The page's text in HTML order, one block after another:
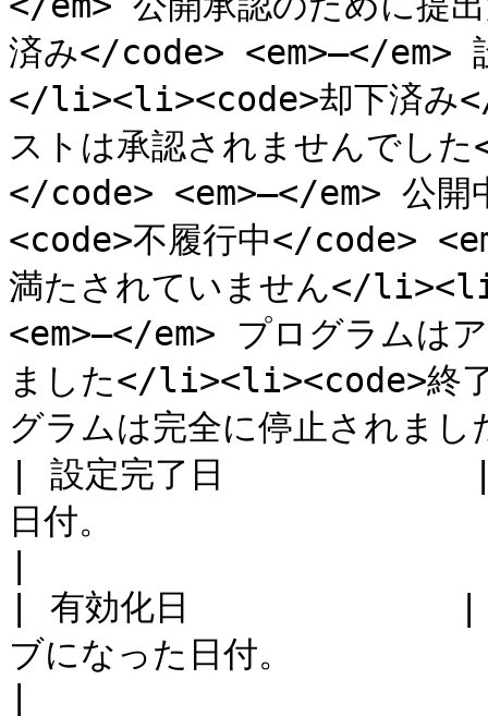
済み</code> <em>—</em>
</li><li><code>却下済み
ストは承認されませんで
</code> <em>—</em> 公
<code>不履行中</code>
満たされていません</
<em>—</em> プログラムは
ました</li><li><code>終
グラムは完全に停止され
| 設定完了日            | プ
日付。
| 有効化日             | プ
ブになった日付。